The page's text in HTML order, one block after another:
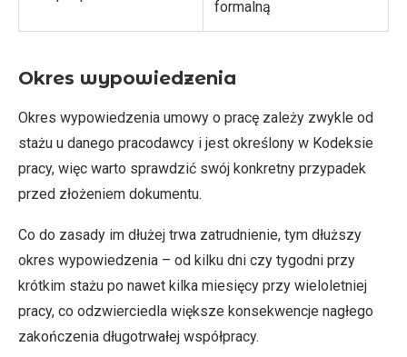
formalną
Okres wypowiedzenia
Okres wypowiedzenia umowy o pracę zależy zwykle od
stażu u danego pracodawcy i jest określony w Kodeksie
pracy, więc warto sprawdzić swój konkretny przypadek
przed złożeniem dokumentu.
Co do zasady im dłużej trwa zatrudnienie, tym dłuższy
okres wypowiedzenia – od kilku dni czy tygodni przy
krótkim stażu po nawet kilka miesięcy przy wieloletniej
pracy, co odzwierciedla większe konsekwencje nagłego
zakończenia długotrwałej współpracy.